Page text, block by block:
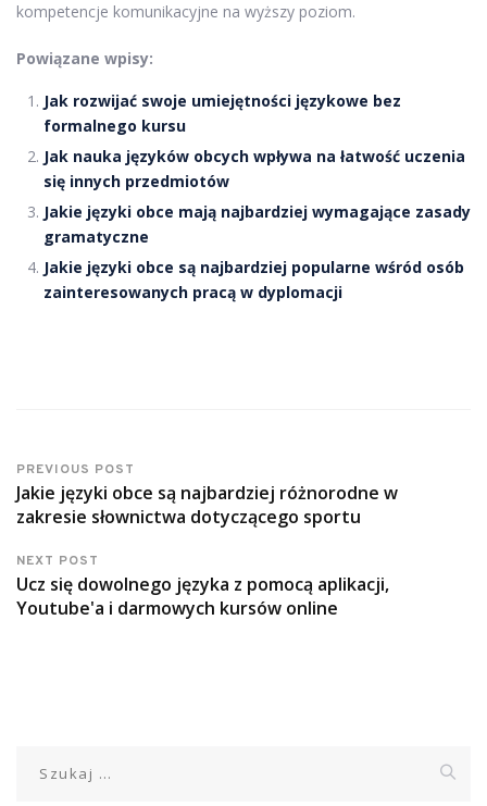
kompetencje komunikacyjne na wyższy poziom.
Powiązane wpisy:
Jak rozwijać swoje umiejętności językowe bez
formalnego kursu
Jak nauka języków obcych wpływa na łatwość uczenia
się innych przedmiotów
Jakie języki obce mają najbardziej wymagające zasady
gramatyczne
Jakie języki obce są najbardziej popularne wśród osób
zainteresowanych pracą w dyplomacji
PREVIOUS POST
Jakie języki obce są najbardziej różnorodne w
zakresie słownictwa dotyczącego sportu
NEXT POST
Ucz się dowolnego języka z pomocą aplikacji,
Youtube'a i darmowych kursów online